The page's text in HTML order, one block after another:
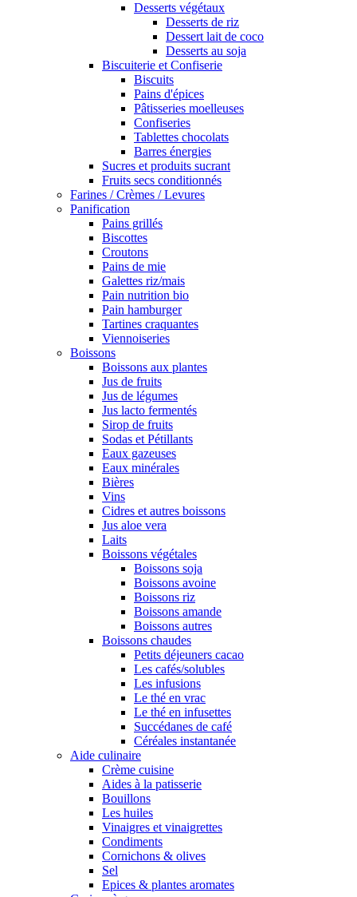
Desserts végétaux
Desserts de riz
Dessert lait de coco
Desserts au soja
Biscuiterie et Confiserie
Biscuits
Pains d'épices
Pâtisseries moelleuses
Confiseries
Tablettes chocolats
Barres énergies
Sucres et produits sucrant
Fruits secs conditionnés
Farines / Crèmes / Levures
Panification
Pains grillés
Biscottes
Croutons
Pains de mie
Galettes riz/mais
Pain nutrition bio
Pain hamburger
Tartines craquantes
Viennoiseries
Boissons
Boissons aux plantes
Jus de fruits
Jus de légumes
Jus lacto fermentés
Sirop de fruits
Sodas et Pétillants
Eaux gazeuses
Eaux minérales
Bières
Vins
Cidres et autres boissons
Jus aloe vera
Laits
Boissons végétales
Boissons soja
Boissons avoine
Boissons riz
Boissons amande
Boissons autres
Boissons chaudes
Petits déjeuners cacao
Les cafés/solubles
Les infusions
Le thé en vrac
Le thé en infusettes
Succédanes de café
Céréales instantanée
Aide culinaire
Crème cuisine
Aides à la patisserie
Bouillons
Les huiles
Vinaigres et vinaigrettes
Condiments
Cornichons & olives
Sel
Epices & plantes aromates